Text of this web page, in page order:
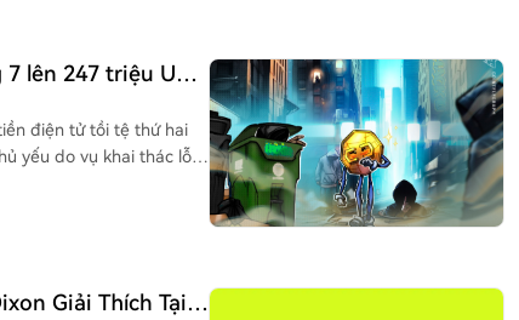
ban hành thành
còn khoảng 15,5%.
sát sao tiến trình của
lên 247 triệu USD,
điện tử tồi tệ thứ hai
yếu do vụ khai thác lỗ
tấn công đã xác nhận,
mất 9 triệu USD, ví
Giải Thích Tại